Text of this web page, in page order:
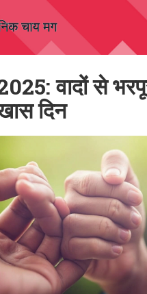
वादों से
दिन